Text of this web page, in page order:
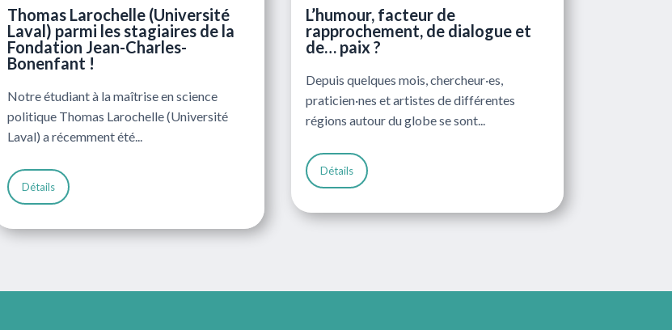
Thomas Larochelle (Université
Laval) parmi les stagiaires de la
Fondation Jean-Charles-
Bonenfant !
Notre étudiant à la maîtrise en science
politique Thomas Larochelle (Université
Laval) a récemment été...
Détails
L’humour, facteur de
rapprochement, de dialogue et
de… paix ?
Depuis quelques mois, chercheur·es,
praticien·nes et artistes de différentes
régions autour du globe se sont...
Détails